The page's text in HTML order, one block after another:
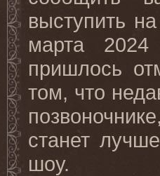
выступить
марта
пришлось
том, что
станет
шоу.